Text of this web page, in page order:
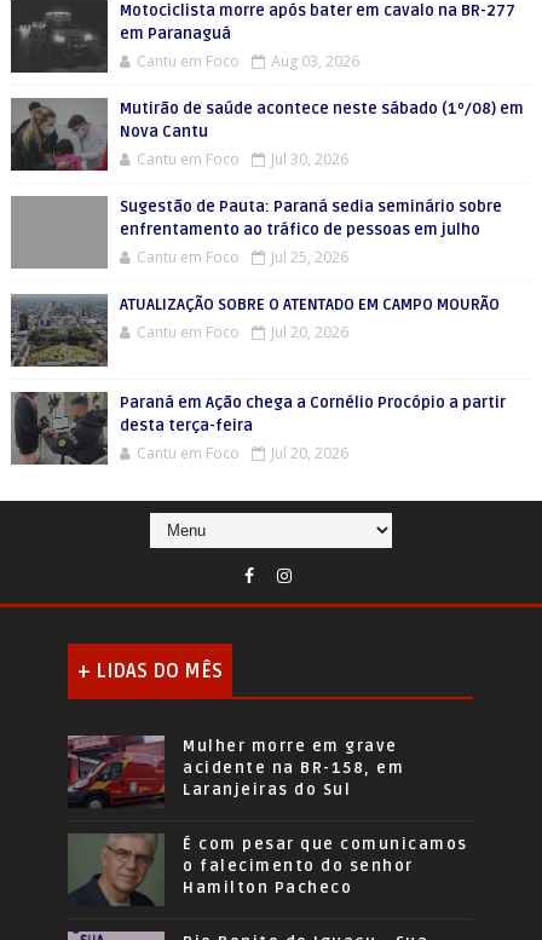
Motociclista morre após bater em cavalo na BR-277
em Paranaguá
Cantu em Foco Aug 03, 2026
Mutirão de saúde acontece neste sábado (1º/08) em
Nova Cantu
Cantu em Foco Jul 30, 2026
Sugestão de Pauta: Paraná sedia seminário sobre
enfrentamento ao tráfico de pessoas em julho
Cantu em Foco Jul 25, 2026
ATUALIZAÇÃO SOBRE O ATENTADO EM CAMPO MOURÃO
Cantu em Foco Jul 20, 2026
Paraná em Ação chega a Cornélio Procópio a partir
desta terça-feira
Cantu em Foco Jul 20, 2026
+ LIDAS DO MÊS
Mulher morre em grave
acidente na BR-158, em
Laranjeiras do Sul
É com pesar que comunicamos
o falecimento do senhor
Hamilton Pacheco